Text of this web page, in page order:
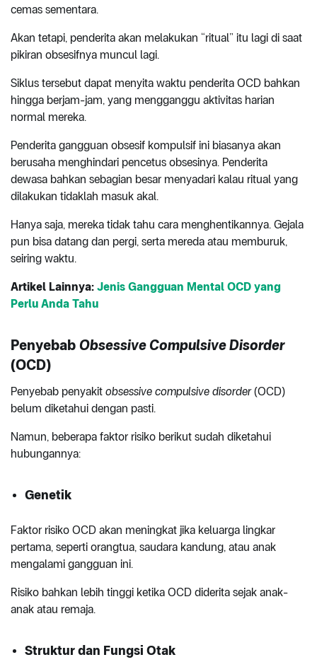
cemas sementara.
Akan tetapi, penderita akan melakukan “ritual” itu lagi di saat
pikiran obsesifnya muncul lagi.
Siklus tersebut dapat menyita waktu penderita OCD bahkan
hingga berjam-jam, yang mengganggu aktivitas harian
normal mereka.
Penderita gangguan obsesif kompulsif ini biasanya akan
berusaha menghindari pencetus obsesinya. Penderita
dewasa bahkan sebagian besar menyadari kalau ritual yang
dilakukan tidaklah masuk akal.
Hanya saja, mereka tidak tahu cara menghentikannya. Gejala
pun bisa datang dan pergi, serta mereda atau memburuk,
seiring waktu.
Artikel Lainnya: Jenis Gangguan Mental OCD yang
Perlu Anda Tahu
Penyebab Obsessive Compulsive Disorder
(OCD)
Penyebab penyakit obsessive compulsive disorder(OCD)
belum diketahui dengan pasti.
Namun, beberapa faktor risiko berikut sudah diketahui
hubungannya:
Genetik
Faktor risiko OCD akan meningkat jika keluarga lingkar
pertama, seperti orangtua, saudara kandung, atau anak
mengalami gangguan ini.
Risiko bahkan lebih tinggi ketika OCD diderita sejak anak-
anak atau remaja.
Struktur dan Fungsi Otak